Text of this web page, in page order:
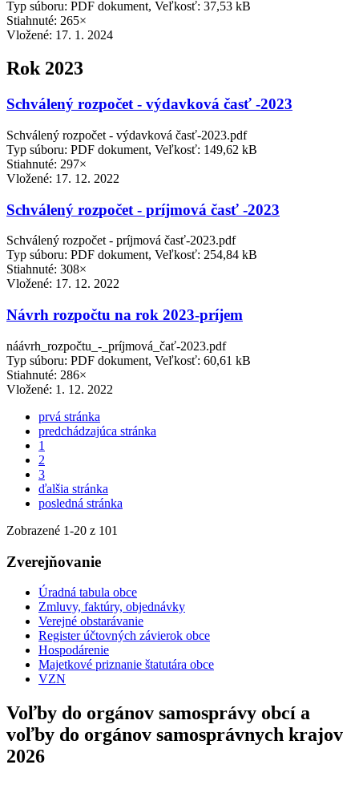
Typ súboru: PDF dokument, Veľkosť: 37,53 kB
Stiahnuté: 265×
Vložené: 17. 1. 2024
Rok 2023
Schválený rozpočet - výdavková časť -2023
Schválený rozpočet - výdavková časť-2023.pdf
Typ súboru: PDF dokument, Veľkosť: 149,62 kB
Stiahnuté: 297×
Vložené: 17. 12. 2022
Schválený rozpočet - príjmová časť -2023
Schválený rozpočet - príjmová časť-2023.pdf
Typ súboru: PDF dokument, Veľkosť: 254,84 kB
Stiahnuté: 308×
Vložené: 17. 12. 2022
Návrh rozpočtu na rok 2023-príjem
náávrh_rozpočtu_-_príjmová_čať-2023.pdf
Typ súboru: PDF dokument, Veľkosť: 60,61 kB
Stiahnuté: 286×
Vložené: 1. 12. 2022
prvá stránka
predchádzajúca stránka
1
2
3
ďalšia stránka
posledná stránka
Zobrazené 1-20 z 101
Zverejňovanie
Úradná tabula obce
Zmluvy, faktúry, objednávky
Verejné obstarávanie
Register účtovných závierok obce
Hospodárenie
Majetkové priznanie štatutára obce
VZN
Voľby do orgánov samosprávy obcí a
voľby do orgánov samosprávnych krajov
2026